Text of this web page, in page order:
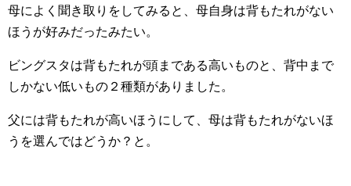
母によく聞き取りをしてみると、母自身は背もたれがない
ほうが好みだったみたい。
ビングスタは背もたれが頭まである高いものと、背中まで
しかない低いもの２種類がありました。
父には背もたれが高いほうにして、母は背もたれがないほ
うを選んではどうか？と。